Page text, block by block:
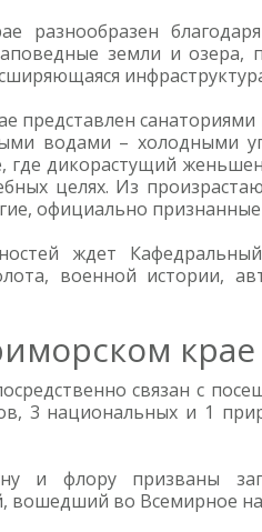
разнообразен
земли и
водами – холодными
дикорастущий
целях. Из
официально
ждет
военной истории,
крае
связан с
3 национальных и 1
и флору призваны
вошедший во Всемирное